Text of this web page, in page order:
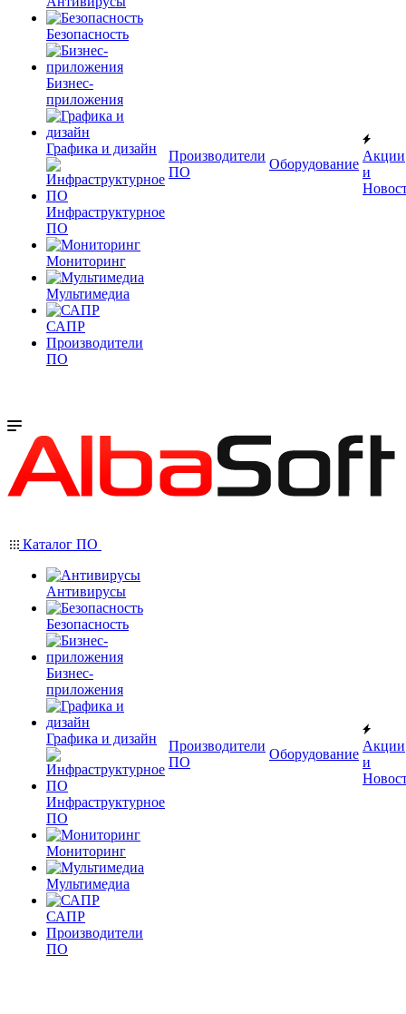
Безопасность
Бизнес-
приложения
Графика и дизайн
Инфраструктурное
ПО
Мониторинг
Мультимедиа
САПР
Производители
ПО
Производители
ПО
Оборудование
Акции
и
Каталог ПО
Антивирусы
Безопасность
Бизнес-
приложения
Графика и дизайн
Инфраструктурное
ПО
Мониторинг
Мультимедиа
САПР
Производители
ПО
Производители
ПО
Оборудование
Акции
и